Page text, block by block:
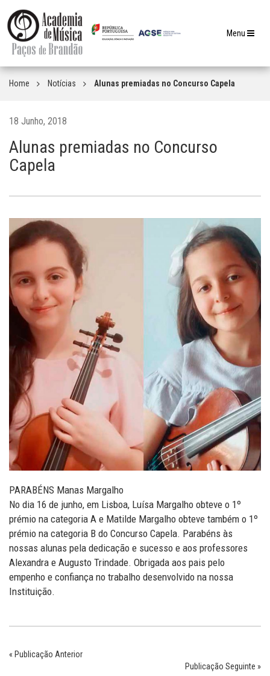
Toggle
Menu
Home Notícias Alunas premiadas no Concurso Capela
18 Junho, 2018
Alunas premiadas no Concurso
Capela
PARABÉNS Manas Margalho
No dia 16 de junho, em Lisboa, Luísa Margalho obteve o 1º
prémio na categoria A e Matilde Margalho obteve também o 1º
prémio na categoria B do Concurso Capela. Parabéns às
nossas alunas pela dedicação e sucesso e aos professores
Alexandra e Augusto Trindade. Obrigada aos pais pelo
empenho e confiança no trabalho desenvolvido na nossa
Instituição.
« Publicação Anterior
Publicação Seguinte »